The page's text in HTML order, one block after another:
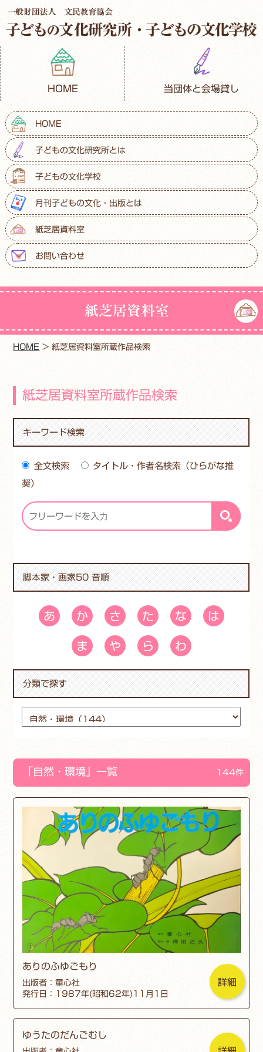
HOME 当団体と会場貸し
HOME
子どもの文化研究所とは
子どもの文化学校
月刊子どもの文化・出版とは
紙芝居資料室
お問い合わせ
紙芝居資料室
HOME >紙芝居資料室所蔵作品検索
紙芝居資料室所蔵作品検索
キーワード検索
全文検索
タイトル・作者名検索（ひらがな推
奨）
脚本家・画家50 音順
あ か さ た な は
ま や ら わ
分類で探す
「自然・環境」一覧 144件
ありのふゆごもり
出版者：童心社
発行日：1987年(昭和62年)11月1日
詳細
ゆうたのだんごむし